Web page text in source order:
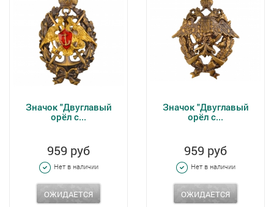
Значок "Двуглавый
орёл с...
959 руб
Нет в наличии
ОЖИДАЕТСЯ
Значок "Двуглавый
орёл с...
959 руб
Нет в наличии
ОЖИДАЕТСЯ